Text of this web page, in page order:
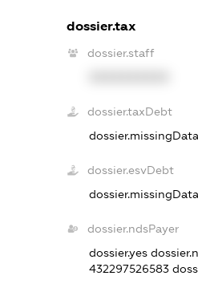
dossier.tax
dossier.staff
dossier.taxDebt
dossier.missingData
dossier.esvDebt
dossier.missingData
dossier.ndsPayer
dossier.yes
432297526583